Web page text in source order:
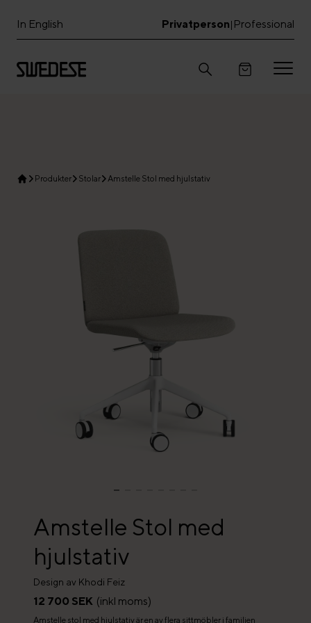
In English Privatperson| Professional
Produkter Stolar Amstelle Stol med hjulstativ
Amstelle Stol med
hjulstativ
Design av Khodi Feiz
12 700 SEK (inkl moms)
Amstelle stol med hjulstativ är en av flera sittmöbler i familjen